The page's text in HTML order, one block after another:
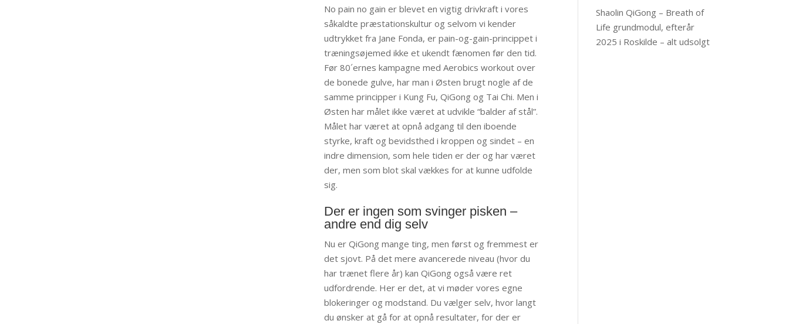
No pain no gain er blevet en vigtig drivkraft i vores
såkaldte præstationskultur og selvom vi kender
udtrykket fra Jane Fonda, er pain-og-gain-princippet i
træningsøjemed ikke et ukendt fænomen før den tid.
Før 80´ernes kampagne med Aerobics workout over
de bonede gulve, har man i Østen brugt nogle af de
samme principper i Kung Fu, QiGong og Tai Chi. Men i
Østen har målet ikke været at udvikle “balder af stål”.
Målet har været at opnå adgang til den iboende
styrke, kraft og bevidsthed i kroppen og sindet – en
indre dimension, som hele tiden er der og har været
der, men som blot skal vækkes for at kunne udfolde
sig.
Der er ingen som svinger pisken –
andre end dig selv
Nu er QiGong mange ting, men først og fremmest er
det sjovt. På det mere avancerede niveau (hvor du
har trænet flere år) kan QiGong også være ret
udfordrende. Her er det, at vi møder vores egne
blokeringer og modstand. Du vælger selv, hvor langt
du ønsker at gå for at opnå resultater, for der er
Shaolin QiGong – Breath of
Life grundmodul, efterår
2025 i Roskilde – alt udsolgt